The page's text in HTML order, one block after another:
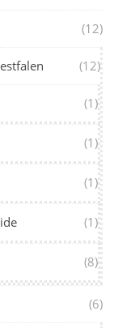
(12)
(12)
(1)
(1)
(1)
(1)
(8)
(6)